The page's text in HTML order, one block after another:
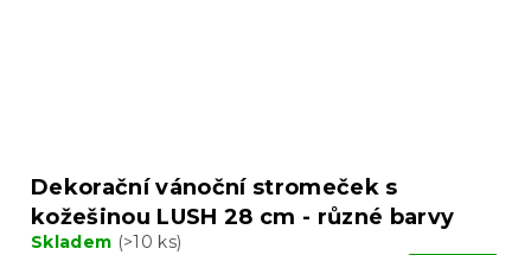
Dekorační vánoční stromeček s
kožešinou LUSH 28 cm - různé barvy
Skladem (>10 ks)